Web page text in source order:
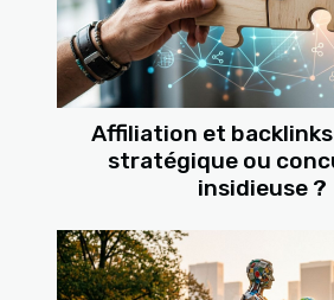
Affiliation et
stratégique ou
insidieuse ?